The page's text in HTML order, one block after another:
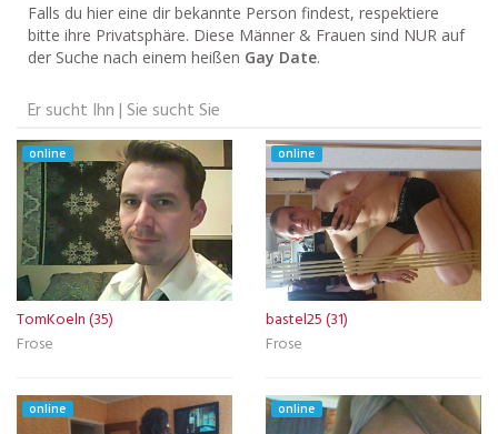
Falls du hier eine dir bekannte Person findest, respektiere
bitte ihre Privatsphäre. Diese Männer & Frauen sind NUR auf
der Suche nach einem heißen Gay Date.
Er sucht Ihn | Sie sucht Sie
online
TomKoeln (35)
Frose
online
bastel25 (31)
Frose
online online